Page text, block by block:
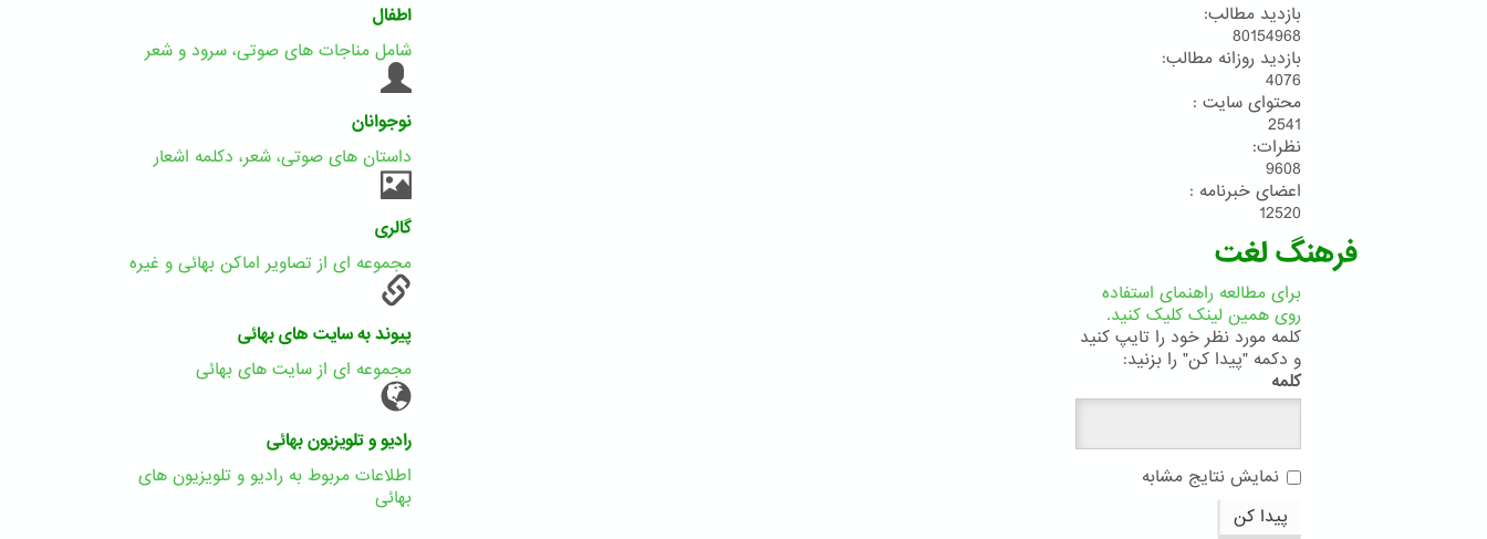
اطفال
شامل مناجات های صوتی، سرود و شعر
نوجوانان
داستان های صوتی، شعر، دکلمه اشعار
گالری
مجموعه ای از تصاویر اماکن بهائی و غیره
پیوند به سایت های بهائی
مجموعه ای از سایت های بهائی
رادیو و تلویزیون بهائی
اطلاعات مربوط به رادیو و تلویزیون های
بهائی
بازدید مطالب:
80154968
بازدید روزانه مطالب:
4076
محتوای سایت :
2541
نظرات:
9608
اعضای خبرنامه :
12520
فرهنگ لغت
برای مطالعه راهنمای استفاده
روی همین لینک کلیک کنید.
کلمه مورد نظر خود را تایپ کنید
و دکمه "پیدا کن" را بزنید:
کلمه
نمایش نتایج مشابه
پیدا کن